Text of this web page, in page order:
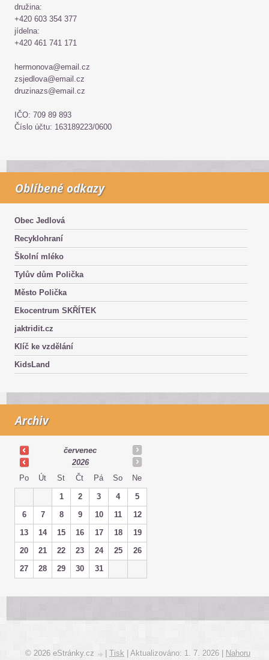
družina:
+420 603 354 377
jídelna:
+420 461 741 171
hermonova@email.cz
zsjedlova@email.cz
druzinazs@email.cz
IČO: 709 89 893
Číslo účtu: 163189223/0600
Oblíbené odkazy
Obec Jedlová
Recyklohraní
Školní mléko
Tylův dům Polička
Město Polička
Ekocentrum SKŘÍTEK
jaktridit.cz
Klíč ke vzdělání
KidsLand
Archiv
červenec
2026
Po
Út St Čt Pá So Ne
1 2 3 4
5
6
7 8 9 10 11
12
13
14 15 16 17 18
19
20
21 22 23 24 25
26
27
28 29 30 31
© 2026 eStránky.cz Tisk Aktualizováno: 1. 7. 2026 Nahoru